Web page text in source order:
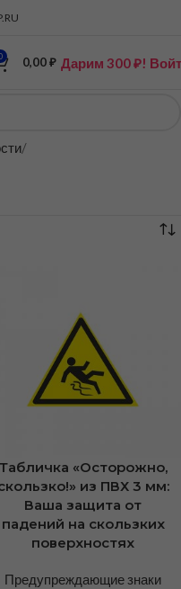
0,00₽ Дарим 300 ₽!
Табличка «Осторожно,
из ПВХ 3 мм:
Ваша защита от
падений на скользких
поверхностях
Предупреждающие знаки